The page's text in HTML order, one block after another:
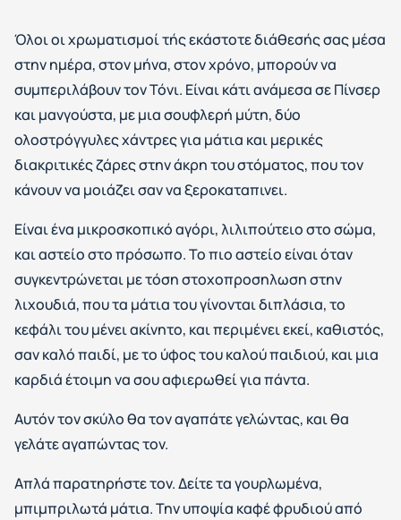
Όλοι οι χρωματισμοί τής εκάστοτε διάθεσής σας μέσα
στην ημέρα, στον μήνα, στον χρόνο, μπορούν να
συμπεριλάβουν τον Τόνι. Είναι κάτι ανάμεσα σε Πίνσερ
και μανγούστα, με μια σουφλερή μύτη, δύο
ολοστρόγγυλες χάντρες για μάτια και μερικές
διακριτικές ζάρες στην άκρη του στόματος, που τον
κάνουν να μοιάζει σαν να ξεροκαταπινει.
Είναι ένα μικροσκοπικό αγόρι, λιλιπούτειο στο σώμα,
και αστείο στο πρόσωπο. Το πιο αστείο είναι όταν
συγκεντρώνεται με τόση στοχοπροσηλωση στην
λιχουδιά, που τα μάτια του γίνονται διπλάσια, το
κεφάλι του μένει ακίνητο, και περιμένει εκεί, καθιστός,
σαν καλό παιδί, με το ύφος του καλού παιδιού, και μια
καρδιά έτοιμη να σου αφιερωθεί για πάντα.
Αυτόν τον σκύλο θα τον αγαπάτε γελώντας, και θα
γελάτε αγαπώντας τον.
Απλά παρατηρήστε τον. Δείτε τα γουρλωμένα,
μπιμπριλωτά μάτια. Την υποψία καφέ φρυδιού από